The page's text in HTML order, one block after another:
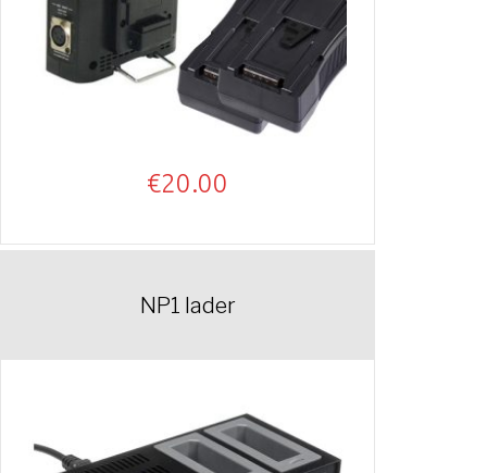
€20.00
NP1 lader